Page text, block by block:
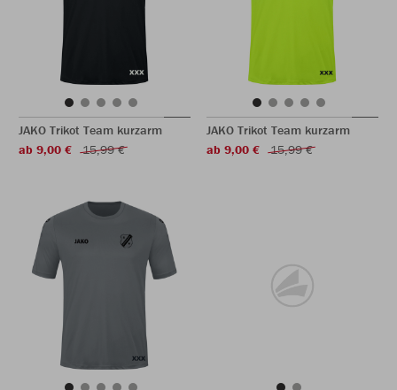
JAKO Trikot Team kurzarm
ab 9,00 €
15,99 €
JAKO Trikot Team kurzarm
ab 9,00 €
15,99 €